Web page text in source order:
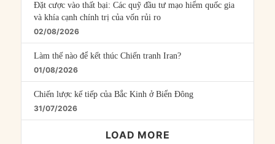
Đặt cược vào thất bại: Các quỹ đầu tư mạo hiểm quốc gia
và khía cạnh chính trị của vốn rủi ro
02/08/2026
Làm thế nào để kết thúc Chiến tranh Iran?
01/08/2026
Chiến lược kế tiếp của Bắc Kinh ở Biển Đông
31/07/2026
LOAD MORE